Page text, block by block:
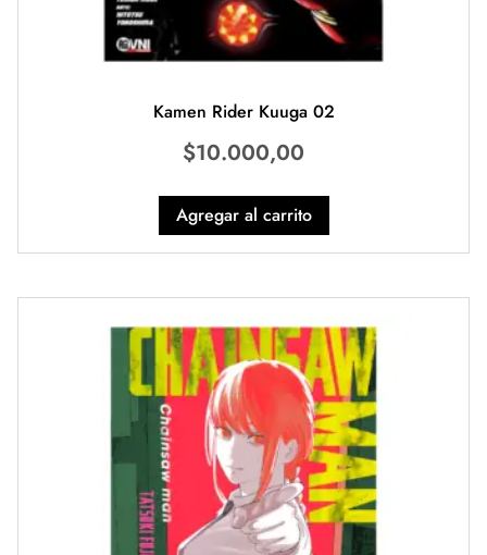
Kamen Rider Kuuga 02
$10.000,00
Agregar al carrito